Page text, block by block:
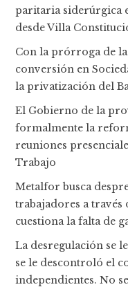
paritaria siderúrgica
desde Villa
Con la prórroga de
conversión en
la privatización del
El Gobierno de la
formalmente la
reuniones
Trabajo
Metalfor busca
trabajadores a
cuestiona la falta de
La desregulación se
se le descontroló el
independientes. No